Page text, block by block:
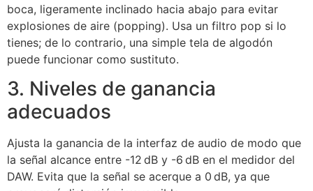
boca, ligeramente inclinado hacia abajo para evitar
explosiones de aire (popping). Usa un filtro pop si lo
tienes; de lo contrario, una simple tela de algodón
puede funcionar como sustituto.
3. Niveles de ganancia
adecuados
Ajusta la ganancia de la interfaz de audio de modo que
la señal alcance entre -12 dB y -6 dB en el medidor del
DAW. Evita que la señal se acerque a 0 dB, ya que